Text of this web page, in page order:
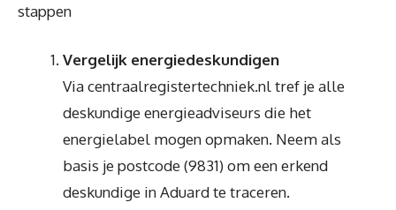
stappen
Vergelijk energiedeskundigen
Via centraalregistertechniek.nl tref je alle
deskundige energieadviseurs die het
energielabel mogen opmaken. Neem als
basis je postcode (9831) om een erkend
deskundige in Aduard te traceren.